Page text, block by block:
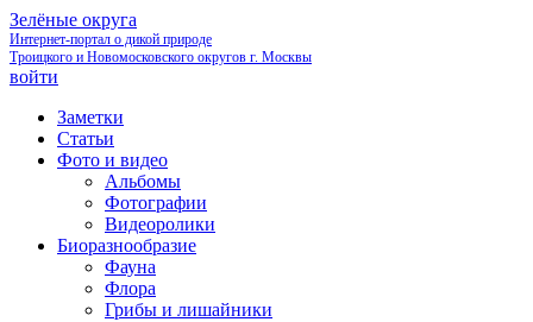
Зелёные округа
Интернет-портал о дикой природе
Троицкого и Новомосковского округов г. Москвы
войти
Заметки
Статьи
Фото и видео
Альбомы
Фотографии
Видеоролики
Биоразнообразие
Фауна
Флора
Грибы и лишайники